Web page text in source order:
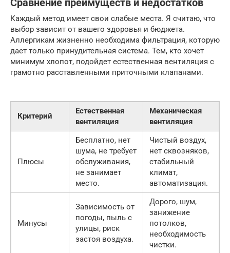
Сравнение преимуществ и недостатков
Каждый метод имеет свои слабые места. Я считаю, что
выбор зависит от вашего здоровья и бюджета.
Аллергикам жизненно необходима фильтрация, которую
дает только принудительная система. Тем, кто хочет
минимум хлопот, подойдет естественная вентиляция с
грамотно расставленными приточными клапанами.
Критерий
Естественная
вентиляция
Механическая
вентиляция
Плюсы
Бесплатно, нет
шума, не требует
обслуживания,
не занимает
место.
Чистый воздух,
нет сквозняков,
стабильный
климат,
автоматизация.
Минусы
Зависимость от
погоды, пыль с
улицы, риск
застоя воздуха.
Дорого, шум,
занижение
потолков,
необходимость
чистки.